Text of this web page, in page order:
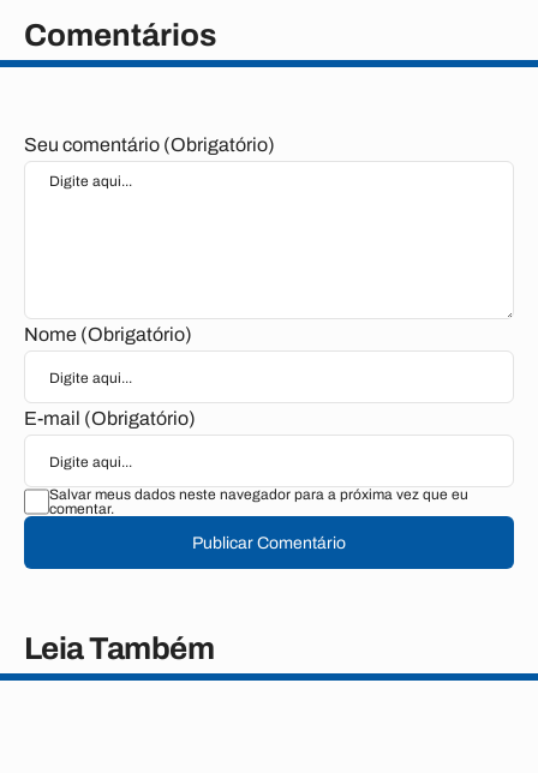
Comentários
Seu comentário (Obrigatório)
Nome (Obrigatório)
E-mail (Obrigatório)
Salvar meus dados neste navegador para a próxima vez que eu
comentar.
Publicar Comentário
Leia Também